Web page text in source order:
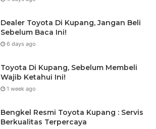
Dealer Toyota Di Kupang, Jangan Beli
Sebelum Baca Ini!
6 days ago
Toyota Di Kupang, Sebelum Membeli
Wajib Ketahui Ini!
1 week ago
Bengkel Resmi Toyota Kupang : Servis
Berkualitas Terpercaya